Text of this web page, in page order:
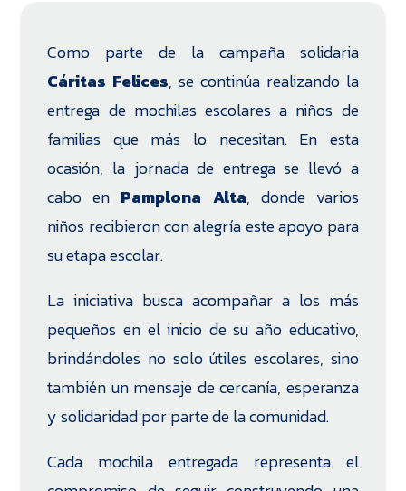
Como parte de la campaña solidaria
Cáritas Felices, se continúa realizando la
entrega de mochilas escolares a niños de
familias que más lo necesitan. En esta
ocasión, la jornada de entrega se llevó a
cabo en Pamplona Alta, donde varios
niños recibieron con alegría este apoyo para
su etapa escolar.
La iniciativa busca acompañar a los más
pequeños en el inicio de su año educativo,
brindándoles no solo útiles escolares, sino
también un mensaje de cercanía, esperanza
y solidaridad por parte de la comunidad.
Cada mochila entregada representa el